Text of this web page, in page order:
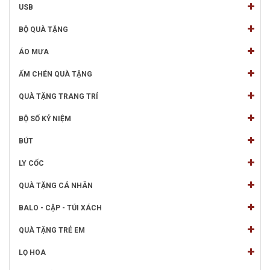
USB
BỘ QUÀ TẶNG
ÁO MƯA
ẤM CHÉN QUÀ TẶNG
QUÀ TẶNG TRANG TRÍ
BỘ SỐ KỶ NIỆM
BÚT
LY CỐC
QUÀ TẶNG CÁ NHÂN
BALO - CẶP - TÚI XÁCH
QUÀ TẶNG TRẺ EM
LỌ HOA